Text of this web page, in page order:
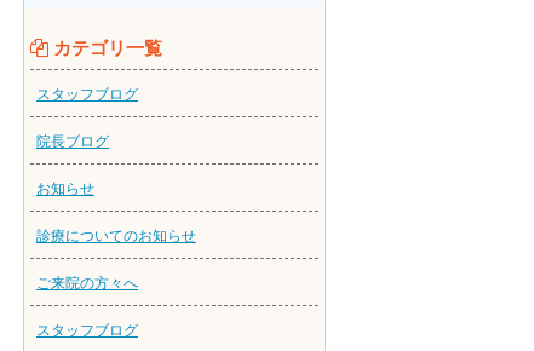
カテゴリ一覧
スタッフブログ
院長ブログ
お知らせ
診療についてのお知らせ
ご来院の方々へ
スタッフブログ